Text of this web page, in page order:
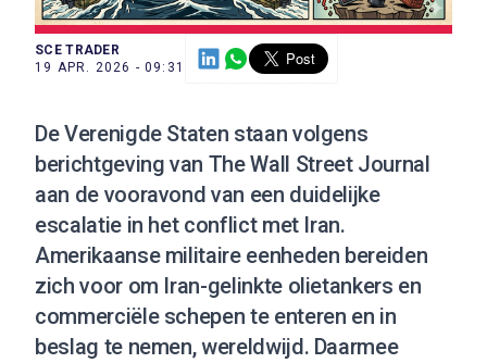
SCE TRADER
19 APR. 2026 - 09:31
De Verenigde Staten staan volgens
berichtgeving van The Wall Street Journal
aan de vooravond van een duidelijke
escalatie in het conflict met Iran.
Amerikaanse militaire eenheden bereiden
zich voor om Iran-gelinkte olietankers en
commerciële schepen te enteren en in
beslag te nemen, wereldwijd. Daarmee